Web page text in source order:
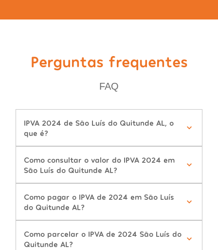
Perguntas frequentes
FAQ
IPVA 2024 de São Luís do Quitunde AL, o
que é?
Como consultar o valor do IPVA 2024 em
São Luís do Quitunde AL?
Como pagar o IPVA de 2024 em São Luís
do Quitunde AL?
Como parcelar o IPVA de 2024 São Luís do
Quitunde AL?